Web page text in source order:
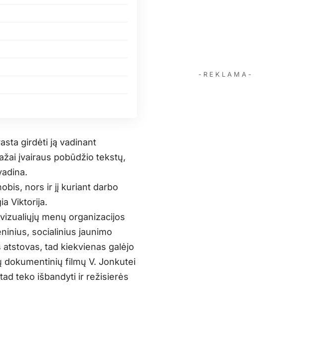
girdėti ją vadinant
įvairaus pobūdžio tekstų,
nors ir jį kuriant darbo
Viktorija.
menų organizacijos
socialinius jaunimo
tad kiekvienas galėjo
filmų V. Jonkutei
teko išbandyti ir režisierės
- R E K L A M A -